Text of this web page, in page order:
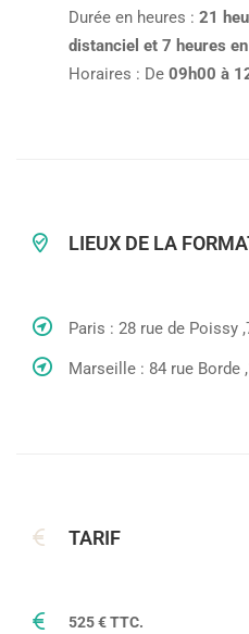
Durée en heures : 21
distanciel et 7 heures
Horaires : De 09h00 à
LIEUX DE LA
Paris : 28 rue de Poissy
Marseille : 84 rue Borde
TARIF
525 € TTC.